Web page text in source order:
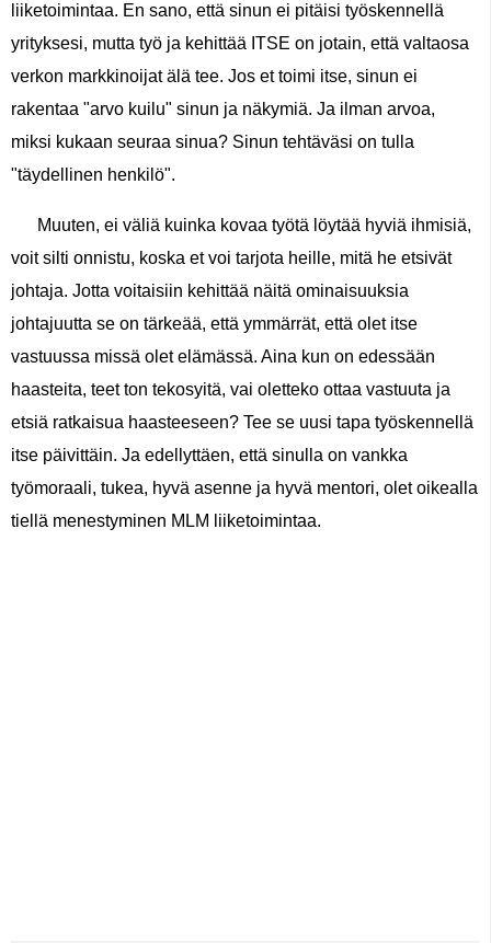
liiketoimintaa. En sano, että sinun ei pitäisi työskennellä
yrityksesi, mutta työ ja kehittää ITSE on jotain, että valtaosa
verkon markkinoijat älä tee. Jos et toimi itse, sinun ei
rakentaa "arvo kuilu" sinun ja näkymiä. Ja ilman arvoa,
miksi kukaan seuraa sinua? Sinun tehtäväsi on tulla
"täydellinen henkilö".
Muuten, ei väliä kuinka kovaa työtä löytää hyviä ihmisiä,
voit silti onnistu, koska et voi tarjota heille, mitä he etsivät
johtaja. Jotta voitaisiin kehittää näitä ominaisuuksia
johtajuutta se on tärkeää, että ymmärrät, että olet itse
vastuussa missä olet elämässä. Aina kun on edessään
haasteita, teet ton tekosyitä, vai oletteko ottaa vastuuta ja
etsiä ratkaisua haasteeseen? Tee se uusi tapa työskennellä
itse päivittäin. Ja edellyttäen, että sinulla on vankka
työmoraali, tukea, hyvä asenne ja hyvä mentori, olet oikealla
tiellä menestyminen MLM liiketoimintaa.